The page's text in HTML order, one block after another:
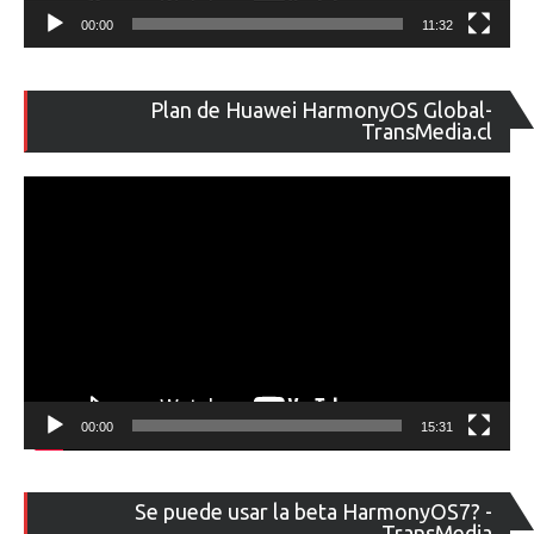
00:00 11:32
Plan de Huawei HarmonyOS Global-
TransMedia.cl
de
00:00 15:31
Se puede usar la beta HarmonyOS7? -
de